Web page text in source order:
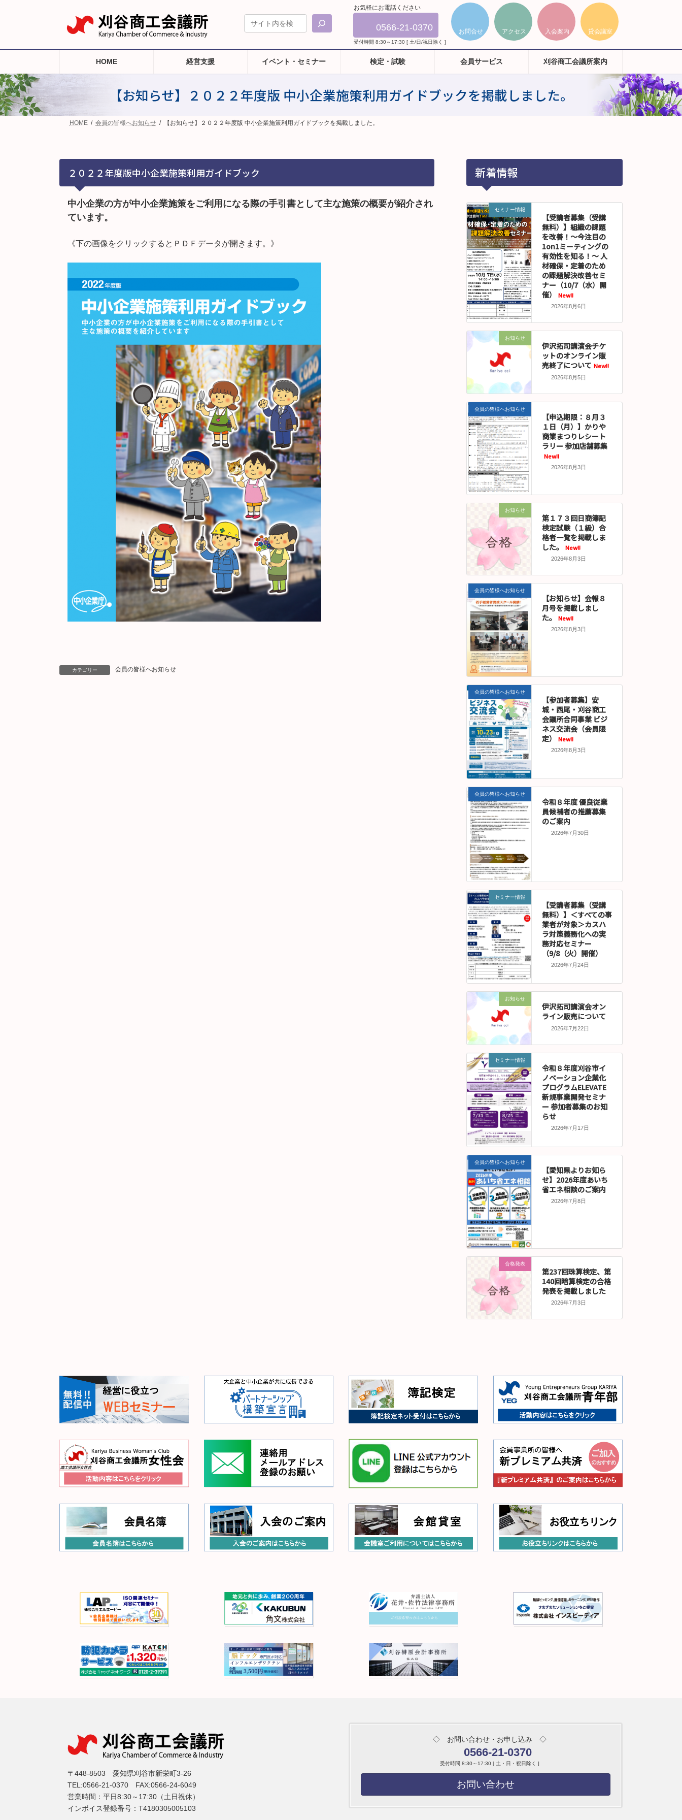
ツ
キ
ッ
プ
シ
に
移
動
お気軽にお電話ください
0566-21-0370
受付時間 8:30～17:30 [ 土/日/祝日除く ]
HOME 経営支援 イベント・セミナー 検定・試験 会員サービス 刈谷商工会議所案内
【お知らせ】２０２２年度版 中小企業施策利用ガイドブックを掲載しました。
HOME 会員の皆様へお知らせ 【お知らせ】２０２２年度版 中小企業施策利用ガイドブックを掲載しました。
２０２２年度版中小企業施策利用ガイドブック
中小企業の方が中小企業施策をご利用になる際の手引書として主な施策の概要が紹介され
ています。
《下の画像をクリックするとＰＤＦデータが開きます。》
カテゴリー 会員の皆様へお知らせ
新着情報
セミナー情報
【受講者募集（受講
無料）】組織の課題
を改善！～今注目の
1on1ミーティングの
有効性を知る！～ 人
材確保・定着のため
の課題解決改善セミ
ナー（10/7（水）開
催）
New!!
2026年8月6日
お知らせ
伊沢拓司講演会チケ
ットのオンライン販
売終了について New!!
2026年8月5日
会員の皆様へお知らせ
【申込期限：８月３
１日（月）】かりや
商業まつりレシート
ラリー 参加店舗募集
New!!
2026年8月3日
お知らせ
第１７３回日商簿記
検定試験（１級）合
格者一覧を掲載しま
した。
New!!
2026年8月3日
会員の皆様へお知らせ
【お知らせ】会報８
月号を掲載しまし
た。
New!!
2026年8月3日
会員の皆様へお知らせ
【参加者募集】安
城・西尾・刈谷商工
会議所合同事業 ビジ
ネス交流会（会員限
定）
New!!
2026年8月3日
会員の皆様へお知らせ
令和８年度 優良従業
員候補者の推薦募集
のご案内
2026年7月30日
セミナー情報
【受講者募集（受講
無料）】＜すべての事
業者が対象＞カスハ
ラ対策義務化への実
務対応セミナー
（9/8（火）開催）
2026年7月24日
お知らせ
伊沢拓司講演会オン
ライン販売について
2026年7月22日
セミナー情報
令和８年度刈谷市イ
ノベーション企業化
プログラムELEVATE
新規事業開発セミナ
ー 参加者募集のお知
らせ
2026年7月17日
会員の皆様へお知らせ
【愛知県よりお知ら
せ】2026年度あいち
省エネ相談のご案内
2026年7月8日
合格発表
第237回珠算検定、第
140回暗算検定の合格
発表を掲載しました
2026年7月3日
〒448-8503 愛知県刈谷市新栄町3-26
TEL:0566-21-0370 FAX:0566-24-6049
営業時間：平日8:30～17:30（土日祝休）
インボイス登録番号：T4180305005103
◇ お問い合わせ・お申し込み ◇
0566-21-0370
受付時間 8:30～17:30 [ 土・日・祝日除く ]
お問い合わせ